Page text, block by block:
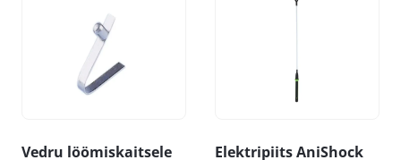
Vedru löömiskaitsele
Elektripiits AniShock